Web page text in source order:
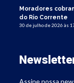
Moradores
do Rio Corrente
30 de julho de 2026 às